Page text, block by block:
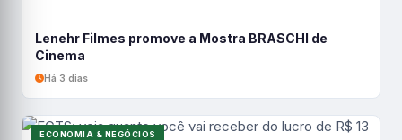
Lenehr Filmes promove a Mostra BRASCHI de
Cinema
Há 3 dias
ECONOMIA & NEGÓCIOS